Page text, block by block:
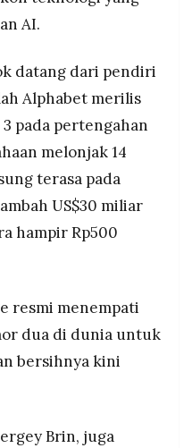
AI.
datang dari pendiri
Alphabet merilis
pada pertengahan
melonjak 14
terasa pada
US$30 miliar
hampir Rp500
resmi menempati
dua di dunia untuk
bersihnya kini
Brin, juga